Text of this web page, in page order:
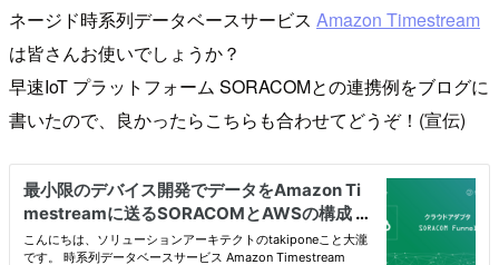
ネージド時系列データベースサービス Amazon Timestream
は皆さんお使いでしょうか？
早速IoT プラットフォーム SORACOMとの連携例をブログに
書いたので、良かったらこちらも合わせてどうぞ！(宣伝)